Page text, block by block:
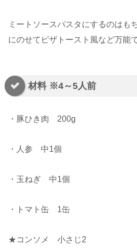
ミートソースパスタにするのはも
にのせてピザトースト風など万能
材料 ※4～5人前
・豚ひき肉 200g
・人参 中1個
・玉ねぎ 中1個
・トマト缶 1缶
★コンソメ 小さじ2